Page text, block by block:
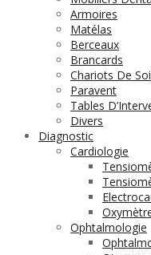
Armoires
Matélas
Berceaux
Brancards
Chariots De
Paravent
Tables
Divers
Diagnostic
Cardiologie
Ophtalmologie